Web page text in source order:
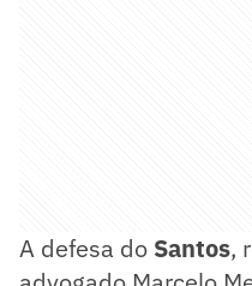
A defesa do Santos,